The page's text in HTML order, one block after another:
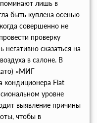
лишь в
быть куплена осенью
совершенно не
проверку
сказаться на
в салоне. В
«МИГ
кондиционера Fiat
уровне
выявление причины
чтобы в